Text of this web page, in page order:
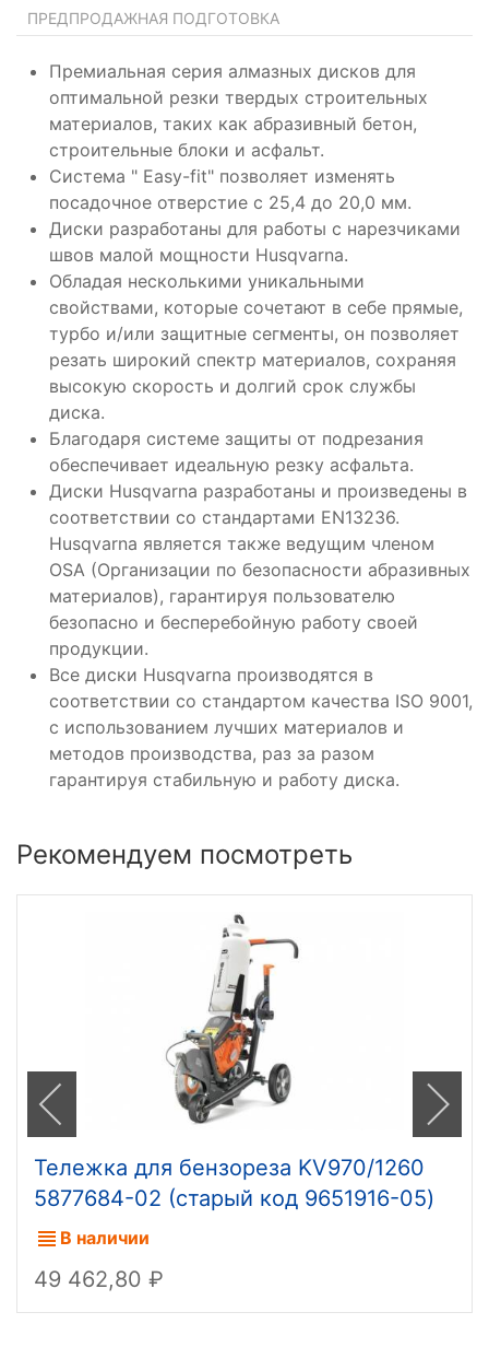
ПРЕДПРОДАЖНАЯ ПОДГОТОВКА
Премиальная серия алмазных дисков для
оптимальной резки твердых строительных
материалов, таких как абразивный бетон,
строительные блоки и асфальт.
Система " Easy-fit" позволяет изменять
посадочное отверстие с 25,4 до 20,0 мм.
Диски разработаны для работы c нарезчиками
швов малой мощности Husqvarna.
Обладая несколькими уникальными
свойствами, которые сочетают в себе прямые,
турбо и/или защитные сегменты, он позволяет
резать широкий спектр материалов, сохраняя
высокую скорость и долгий срок службы
диска.
Благодаря системе защиты от подрезания
обеспечивает идеальную резку асфальта.
Диски Husqvarna разработаны и произведены в
соответствии со стандартами EN13236.
Husqvarna является также ведущим членом
OSA (Организации по безопасности абразивных
материалов), гарантируя пользователю
безопасно и бесперебойную работу своей
продукции.
Все диски Husqvarna производятся в
соответствии со стандартом качества ISO 9001,
с использованием лучших материалов и
методов производства, раз за разом
гарантируя стабильную и работу диска.
Рекомендуем посмотреть
Тележка для бензореза KV970/1260
5877684-02 (старый код 9651916-05)
В наличии
49 462,80